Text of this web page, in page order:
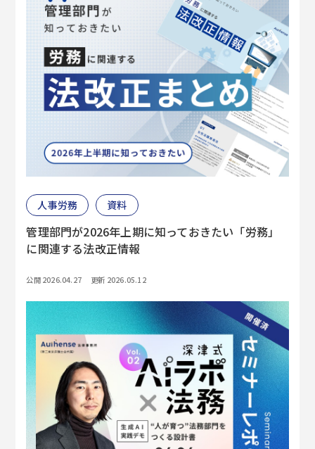
人事労務 資料
管理部門が2026年上期に知っておきたい「労務」
に関連する法改正情報
公開 2026.04.27 更新 2026.05.12